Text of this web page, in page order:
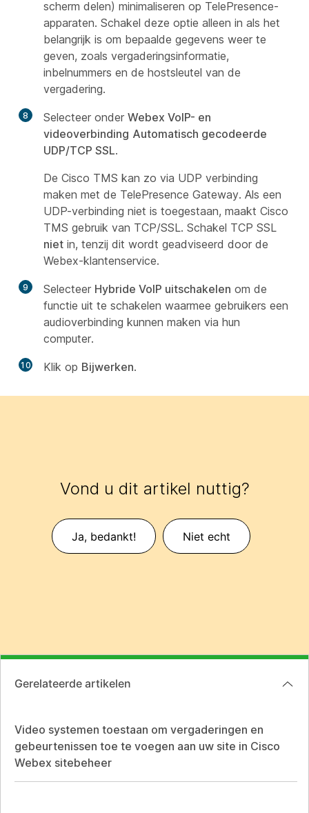
scherm delen) minimaliseren op TelePresence-
apparaten. Schakel deze optie alleen in als het
belangrijk is om bepaalde gegevens weer te
geven, zoals vergaderingsinformatie,
inbelnummers en de hostsleutel van de
vergadering.
8 Selecteer onder Webex VoIP- en
videoverbinding Automatisch gecodeerde
UDP/TCP SSL.
De Cisco TMS kan zo via UDP verbinding
maken met de TelePresence Gateway. Als een
UDP-verbinding niet is toegestaan, maakt Cisco
TMS gebruik van TCP/SSL. Schakel TCP SSL
niet in, tenzij dit wordt geadviseerd door de
Webex-klantenservice.
9 Selecteer Hybride VoIP uitschakelen om de
functie uit te schakelen waarmee gebruikers een
audioverbinding kunnen maken via hun
computer.
10 Klik op Bijwerken.
Vond u dit artikel nuttig?
Ja, bedankt! Niet echt
Gerelateerde artikelen
Video systemen toestaan om vergaderingen en
gebeurtenissen toe te voegen aan uw site in Cisco
Webex sitebeheer